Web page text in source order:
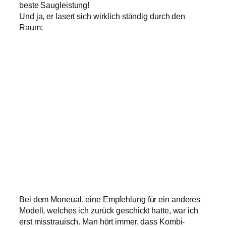
beste Saugleistung!
Und ja, er lasert sich wirklich ständig durch den
Raum:
Bei dem Moneual, eine Empfehlung für ein anderes
Modell, welches ich zurück geschickt hatte, war ich
erst misstrauisch. Man hört immer, dass Kombi-